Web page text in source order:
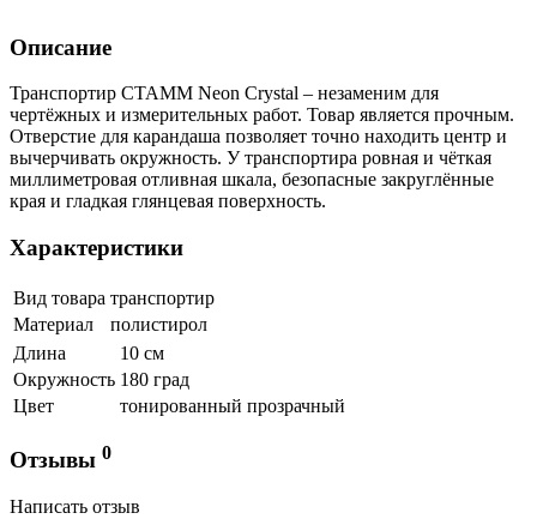
Описание
Транспортир СТАММ Neon Crystal – незаменим для
чертёжных и измерительных работ. Товар является прочным.
Отверстие для карандаша позволяет точно находить центр и
вычерчивать окружность. У транспортира ровная и чёткая
миллиметровая отливная шкала, безопасные закруглённые
края и гладкая глянцевая поверхность.
Характеристики
Вид товара транспортир
Материал
полистирол
Длина
10 см
Окружность 180 град
Цвет
тонированный прозрачный
Отзывы 0
Написать отзыв